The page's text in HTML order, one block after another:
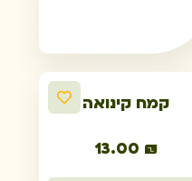
קמח קינואה
13.00 ₪